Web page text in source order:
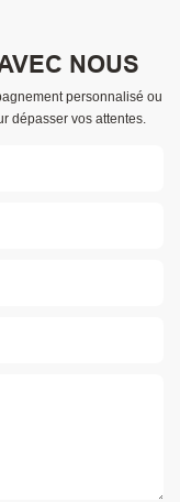
NOUS
personnalisé ou
dépasser vos attentes.